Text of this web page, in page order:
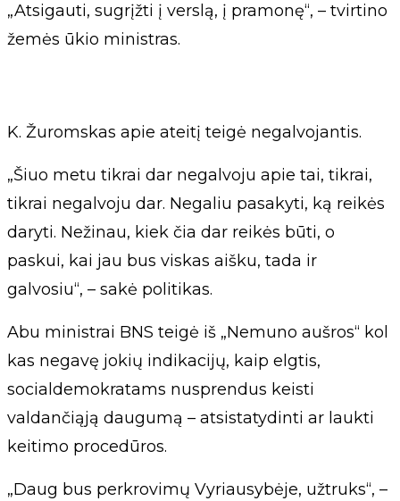
„Atsigauti, sugrįžti į verslą, į pramonę“, – tvirtino
žemės ūkio ministras.
K. Žuromskas apie ateitį teigė negalvojantis.
„Šiuo metu tikrai dar negalvoju apie tai, tikrai,
tikrai negalvoju dar. Negaliu pasakyti, ką reikės
daryti. Nežinau, kiek čia dar reikės būti, o
paskui, kai jau bus viskas aišku, tada ir
galvosiu“, – sakė politikas.
Abu ministrai BNS teigė iš „Nemuno aušros“ kol
kas negavę jokių indikacijų, kaip elgtis,
socialdemokratams nusprendus keisti
valdančiąją daugumą – atsistatydinti ar laukti
keitimo procedūros.
„Daug bus perkrovimų Vyriausybėje, užtruks“, –